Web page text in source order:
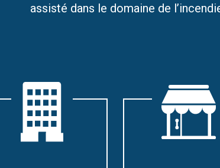
assisté dans le domaine de